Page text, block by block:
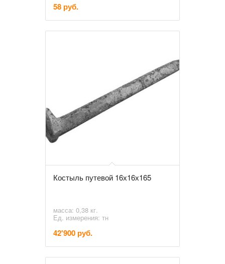
58 руб.
Костыль путевой 16х16х165
масса: 0,38 кг.
Ед. измерения: тн
42'900 руб.